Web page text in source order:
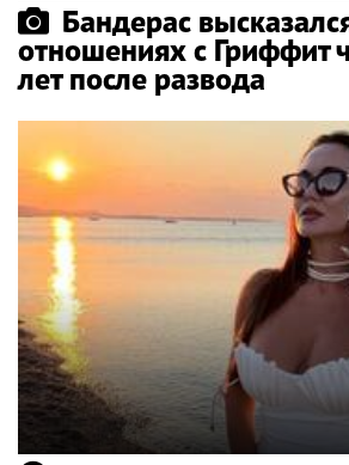
Бандерас
отношениях с Гриффит
лет после развода